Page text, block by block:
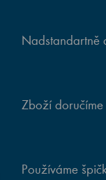
Nadstandartně
Zboží
Používáme